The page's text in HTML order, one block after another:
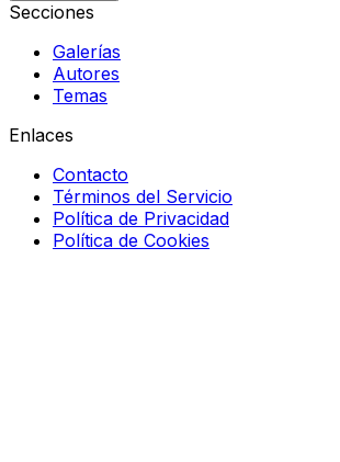
Secciones
Galerías
Autores
Temas
Enlaces
Contacto
Términos del Servicio
Política de Privacidad
Política de Cookies